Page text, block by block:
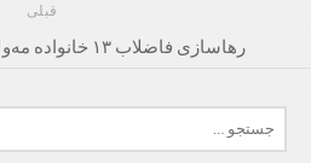
قبلی
رهاسازی فاضلاب ۱۳ خانواده مه‌ولاتی را روانه دادگاه کرد
برای: